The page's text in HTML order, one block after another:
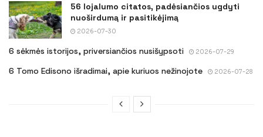
56 lojalumo citatos, padėsiančios ugdyti
nuoširdumą ir pasitikėjimą
2026-07-30
6 sėkmės istorijos, priversiančios nusišypsoti 2026-07-29
6 Tomo Edisono išradimai, apie kuriuos nežinojote 2026-07-28